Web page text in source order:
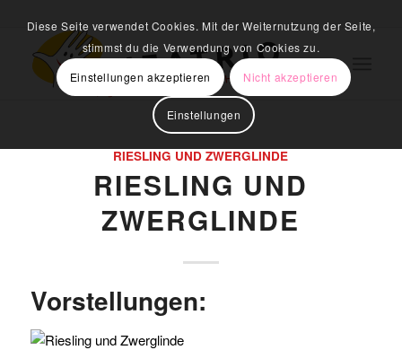
RIESLING UND ZWERGLINDE
RIESLING UND
ZWERGLINDE
Vorstellungen:
Diese Seite verwendet Cookies. Mit der Weiternutzung der Seite,
stimmst du die Verwendung von Cookies zu.
Einstellungen akzeptieren
Nicht akzeptieren
Einstellungen